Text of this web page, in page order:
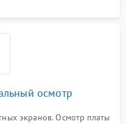
осмотр
экранов. Осмотр платы